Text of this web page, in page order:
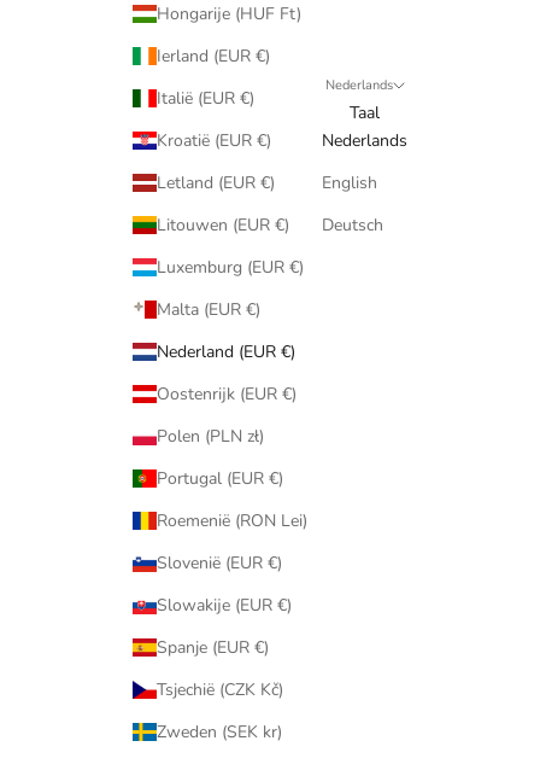
Hongarije (HUF Ft)
Ierland (EUR €)
Italië (EUR €)
Kroatië (EUR €)
Letland (EUR €)
Litouwen (EUR €)
Luxemburg (EUR €)
Malta (EUR €)
Nederland (EUR €)
Oostenrijk (EUR €)
Polen (PLN zł)
Portugal (EUR €)
Roemenië (RON Lei)
Slovenië (EUR €)
Slowakije (EUR €)
Spanje (EUR €)
Tsjechië (CZK Kč)
Zweden (SEK kr)
Nederlands
Taal
Nederlands
English
Deutsch